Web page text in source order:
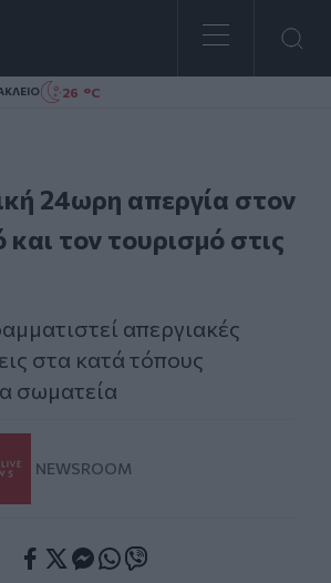
26 °C
24ωρη απεργία στον
και τον τουρισμό στις
απεργιακές
στα κατά τόπους
σωματεία
NEWSROOM